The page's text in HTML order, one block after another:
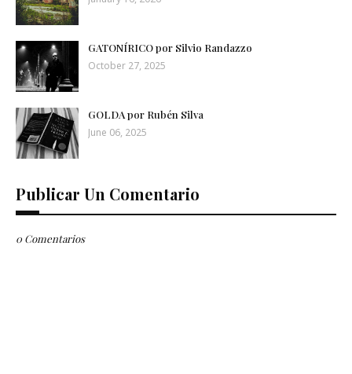
GATONÍRICO por Silvio Randazzo
October 27, 2025
GOLDA por Rubén Silva
June 06, 2025
Publicar Un Comentario
0 Comentarios